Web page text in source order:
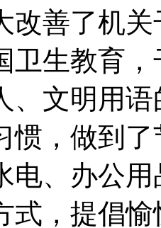
改善了机
卫生教育
、文明用
惯，做到
电、办公
式，提倡